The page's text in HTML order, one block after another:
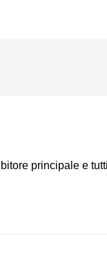
principale e